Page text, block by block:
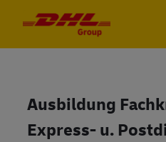
Ausbildung
Express- u.